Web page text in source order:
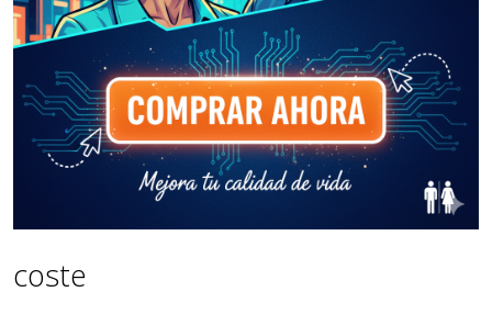
coste